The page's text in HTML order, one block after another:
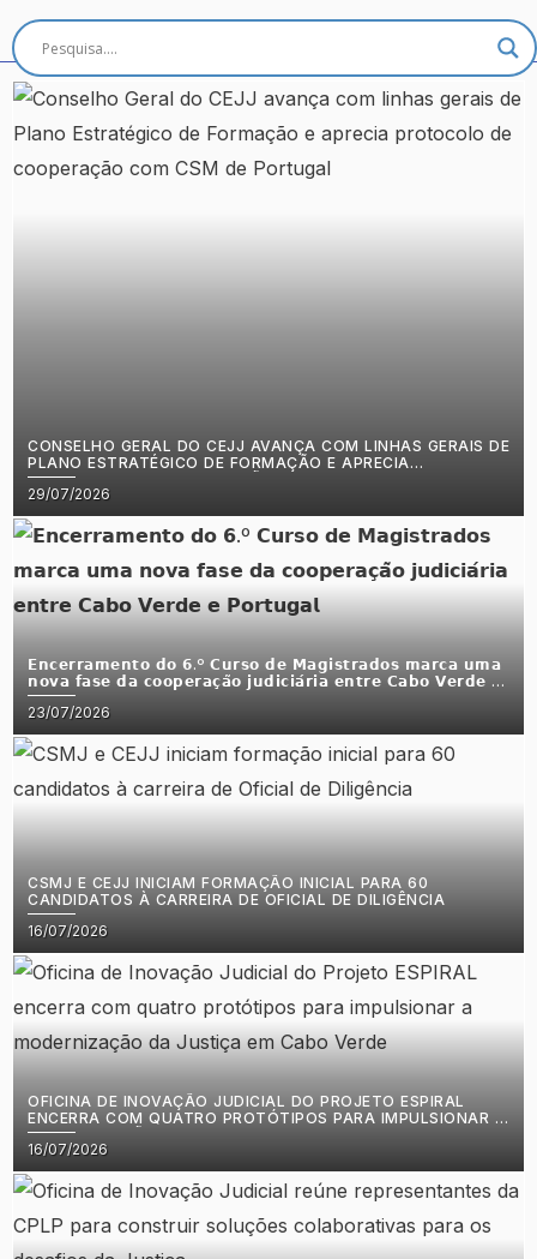
CONSELHO GERAL DO CEJJ AVANÇA COM LINHAS GERAIS DE
PLANO ESTRATÉGICO DE FORMAÇÃO E APRECIA
PROTOCOLO DE COOPERAÇÃO COM CSM DE PORTUGAL
Posted
on
29/07/2026
𝗘𝗻𝗰𝗲𝗿𝗿𝗮𝗺𝗲𝗻𝘁𝗼 𝗱𝗼 𝟲.º 𝗖𝘂𝗿𝘀𝗼 𝗱𝗲 𝗠𝗮𝗴𝗶𝘀𝘁𝗿𝗮𝗱𝗼𝘀 𝗺𝗮𝗿𝗰𝗮 𝘂𝗺𝗮
𝗻𝗼𝘃𝗮 𝗳𝗮𝘀𝗲 𝗱𝗮 𝗰𝗼𝗼𝗽𝗲𝗿𝗮𝗰̧𝗮̃𝗼 𝗷𝘂𝗱𝗶𝗰𝗶𝗮́𝗿𝗶𝗮 𝗲𝗻𝘁𝗿𝗲 𝗖𝗮𝗯𝗼 𝗩𝗲𝗿𝗱𝗲 𝗲
𝗣𝗼𝗿𝘁𝘂𝗴𝗮𝗹
Posted
on
23/07/2026
CSMJ E CEJJ INICIAM FORMAÇÃO INICIAL PARA 60
CANDIDATOS À CARREIRA DE OFICIAL DE DILIGÊNCIA
Posted
on
16/07/2026
OFICINA DE INOVAÇÃO JUDICIAL DO PROJETO ESPIRAL
ENCERRA COM QUATRO PROTÓTIPOS PARA IMPULSIONAR A
MODERNIZAÇÃO DA JUSTIÇA EM CABO VERDE
Posted
on
16/07/2026